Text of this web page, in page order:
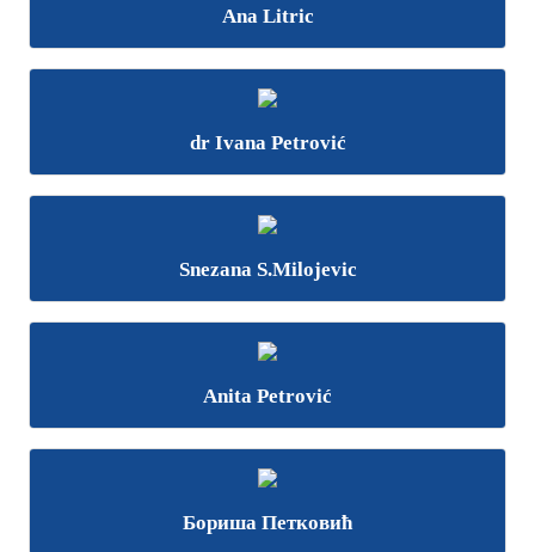
Ana Litric
dr Ivana Petrović
Snezana S.Milojevic
Anita Petrović
Бориша Петковић